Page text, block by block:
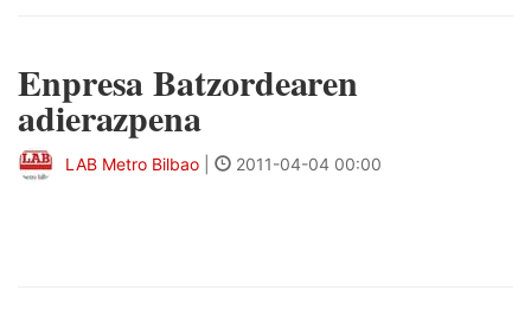
Enpresa Batzordearen
adierazpena
LAB Metro Bilbao 2011-04-04 00:00